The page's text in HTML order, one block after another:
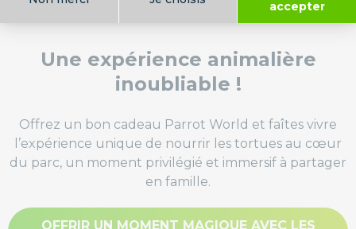
Une expérience animalière
inoubliable !
Offrez un bon cadeau Parrot World et faîtes vivre
l’expérience unique de nourrir les tortues au cœur
du parc, un moment privilégié et immersif à partager
en famille.
OFFRIR UN MOMENT MAGIQUE AVEC LES